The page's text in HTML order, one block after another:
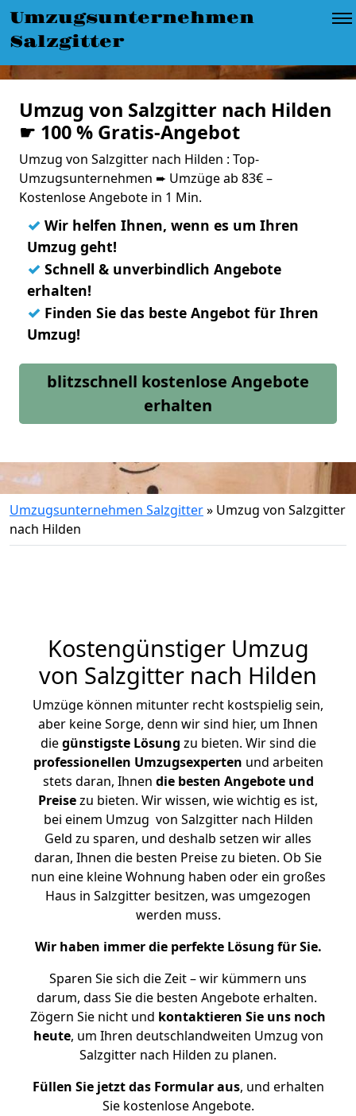
Umzugsunternehmen
Salzgitter
Umzug von Salzgitter nach Hilden
☛ 100 % Gratis-Angebot
Umzug von Salzgitter nach Hilden : Top-
Umzugsunternehmen ➨ Umzüge ab 83€ –
Kostenlose Angebote in 1 Min.
✓ Wir helfen Ihnen, wenn es um Ihren
Umzug geht!
✓ Schnell & unverbindlich Angebote
erhalten!
✓ Finden Sie das beste Angebot für Ihren
Umzug!
blitzschnell kostenlose Angebote
erhalten
Umzugsunternehmen Salzgitter» Umzug von Salzgitter
nach Hilden
Kostengünstiger Umzug
von Salzgitter nach Hilden
Umzüge können mitunter recht kostspielig sein,
aber keine Sorge, denn wir sind hier, um Ihnen
diegünstigste Lösung zu bieten. Wir sind die
professionellen Umzugsexperten und arbeiten
stets daran, Ihnen die besten Angebote und
Preisezu bieten. Wir wissen, wie wichtig es ist,
bei einem Umzug von Salzgitter nach Hilden
Geld zu sparen, und deshalb setzen wir alles
daran, Ihnen die besten Preise zu bieten. Ob Sie
nun eine kleine Wohnung haben oder ein großes
Haus in Salzgitter besitzen, was umgezogen
werden muss.
Wir haben immer die perfekte Lösung für Sie.
Sparen Sie sich die Zeit – wir kümmern uns
darum, dass Sie die besten Angebote erhalten.
Zögern Sie nicht und kontaktieren Sie uns noch
heute, um Ihren deutschlandweiten Umzug von
Salzgitter nach Hilden zu planen.
Füllen Sie jetzt das Formular aus, und erhalten
Sie kostenlose Angebote.